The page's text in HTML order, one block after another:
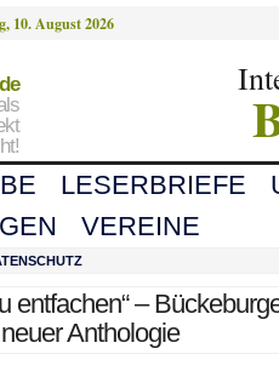
10. August 2026
LESERBRIEFE
VEREINE
entfachen“ –
Anthologie